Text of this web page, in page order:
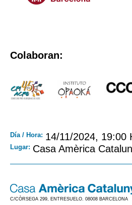
Colaboran:
Día / Hora: 14/11/2024, 19:00
Lugar: Casa Amèrica
C/CÒRSEGA 299, ENTRESUELO. 08008 BARCELONA